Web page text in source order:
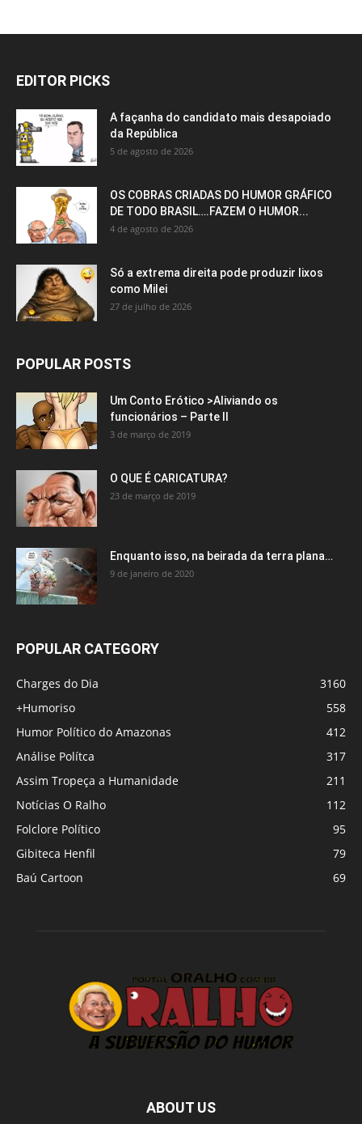
EDITOR PICKS
A façanha do candidato mais desapoiado
da República
5 de agosto de 2026
OS COBRAS CRIADAS DO HUMOR GRÁFICO
DE TODO BRASIL….FAZEM O HUMOR...
4 de agosto de 2026
Só a extrema direita pode produzir lixos
como Milei
27 de julho de 2026
POPULAR POSTS
Um Conto Erótico >Aliviando os
funcionários – Parte II
3 de março de 2019
O QUE É CARICATURA?
23 de março de 2019
Enquanto isso, na beirada da terra plana…
9 de janeiro de 2020
POPULAR CATEGORY
Charges do Dia
3160
+Humoriso
558
Humor Político do Amazonas
412
Análise Polítca
317
Assim Tropeça a Humanidade
211
Notícias O Ralho
112
Folclore Político
95
Gibiteca Henfil
79
Baú Cartoon
69
ABOUT US